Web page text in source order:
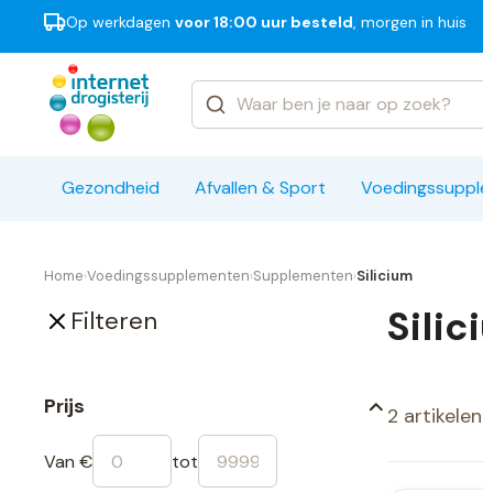
Op werkdagen voor 18:00 uur besteld, morgen in huis
Gezondheid Afvallen & Sport
Merken
Home›Voedingssupplementen›Supplementen›Silicium
Filteren
Prijs
Van € tot
2 artikelen